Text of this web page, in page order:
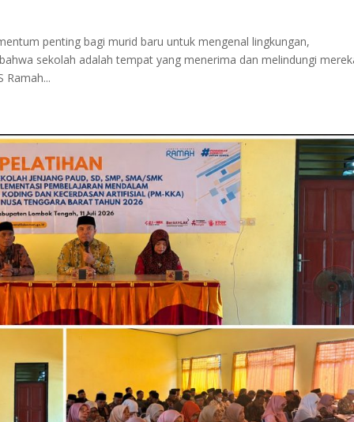
penting bagi murid baru untuk mengenal lingkungan,
sekolah adalah tempat yang menerima dan melindungi
Ramah...